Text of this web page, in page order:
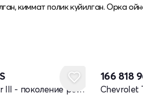
киммат полик куйилган. Орка
Chevrolet Tracker III - поколение рестайлинг
166 818